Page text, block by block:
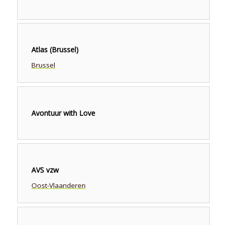
Atlas (Brussel)
Brussel
Avontuur with Love
AVS vzw
Oost-Vlaanderen